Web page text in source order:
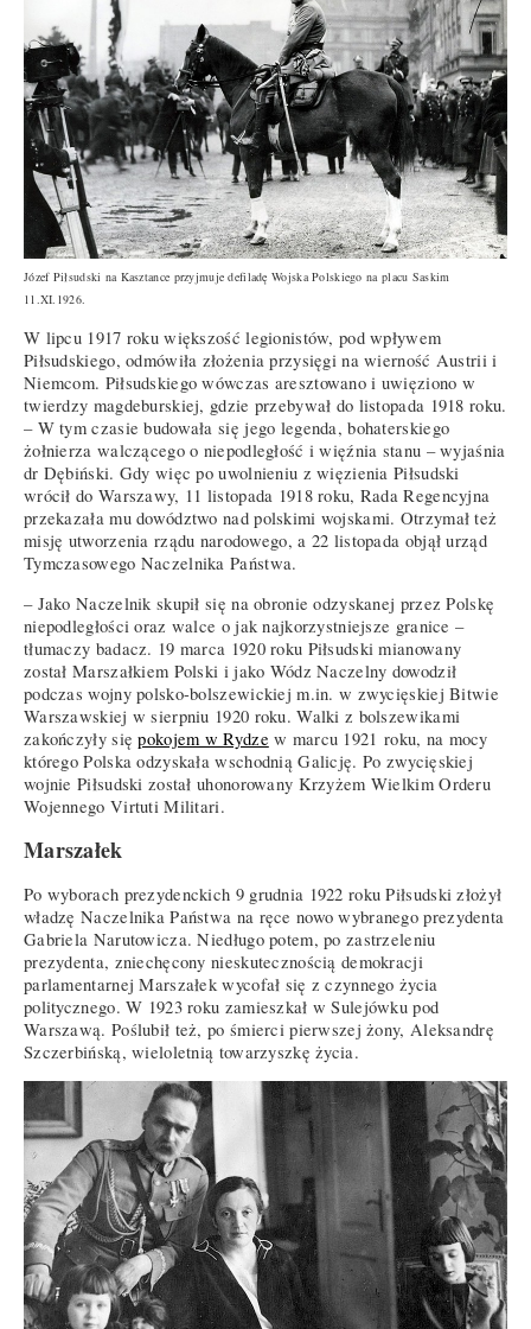
Józef Piłsudski na Kasztance przyjmuje defiladę Wojska Polskiego na placu Saskim
11.XI.1926.
W lipcu 1917 roku większość legionistów, pod wpływem
Piłsudskiego, odmówiła złożenia przysięgi na wierność Austrii i
Niemcom. Piłsudskiego wówczas aresztowano i uwięziono w
twierdzy magdeburskiej, gdzie przebywał do listopada 1918 roku.
– W tym czasie budowała się jego legenda, bohaterskiego
żołnierza walczącego o niepodległość i więźnia stanu – wyjaśnia
dr Dębiński. Gdy więc po uwolnieniu z więzienia Piłsudski
wrócił do Warszawy, 11 listopada 1918 roku, Rada Regencyjna
przekazała mu dowództwo nad polskimi wojskami. Otrzymał też
misję utworzenia rządu narodowego, a 22 listopada objął urząd
Tymczasowego Naczelnika Państwa.
– Jako Naczelnik skupił się na obronie odzyskanej przez Polskę
niepodległości oraz walce o jak najkorzystniejsze granice –
tłumaczy badacz. 19 marca 1920 roku Piłsudski mianowany
został Marszałkiem Polski i jako Wódz Naczelny dowodził
podczas wojny polsko-bolszewickiej m.in. w zwycięskiej Bitwie
Warszawskiej w sierpniu 1920 roku. Walki z bolszewikami
zakończyły siępokojem w Rydze w marcu 1921 roku, na mocy
którego Polska odzyskała wschodnią Galicję. Po zwycięskiej
wojnie Piłsudski został uhonorowany Krzyżem Wielkim Orderu
Wojennego Virtuti Militari.
Marszałek
Po wyborach prezydenckich 9 grudnia 1922 roku Piłsudski złożył
władzę Naczelnika Państwa na ręce nowo wybranego prezydenta
Gabriela Narutowicza. Niedługo potem, po zastrzeleniu
prezydenta, zniechęcony nieskutecznością demokracji
parlamentarnej Marszałek wycofał się z czynnego życia
politycznego. W 1923 roku zamieszkał w Sulejówku pod
Warszawą. Poślubił też, po śmierci pierwszej żony, Aleksandrę
Szczerbińską, wieloletnią towarzyszkę życia.